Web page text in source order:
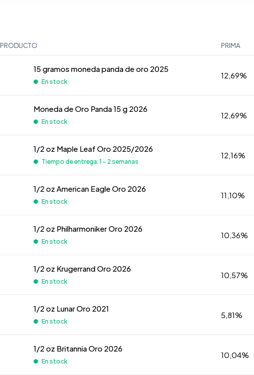
PRODUCTO PRIMA
15 gramos moneda panda de oro 2025
En stock
12,69%
Moneda de Oro Panda 15 g 2026
En stock
12,69%
1/2 oz Maple Leaf Oro 2025/2026
Tiempo de entrega: 1 - 2 semanas
12,16%
1/2 oz American Eagle Oro 2026
En stock
11,10%
1/2 oz Philharmoniker Oro 2026
En stock
10,36%
1/2 oz Krugerrand Oro 2026
En stock
10,57%
1/2 oz Lunar Oro 2021
En stock
5,81%
1/2 oz Britannia Oro 2026
En stock
10,04%